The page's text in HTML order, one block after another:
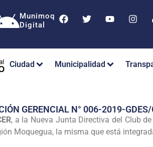
Munimoq
Digital
Ciudad Municipalidad
GERENCIAL N° 006-2019-
, a la Nueva Junta Directiva del Club
Moquegua, la misma que está